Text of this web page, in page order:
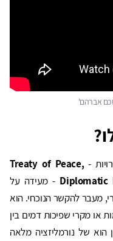
אברהם'
-
Treaty of Peace,
Diplomatic - מעידה על
מעבר להקשר הנוכחי. הוא
או מקרי שפיכות דמים בין
הוא של נורמליזציה מלאה